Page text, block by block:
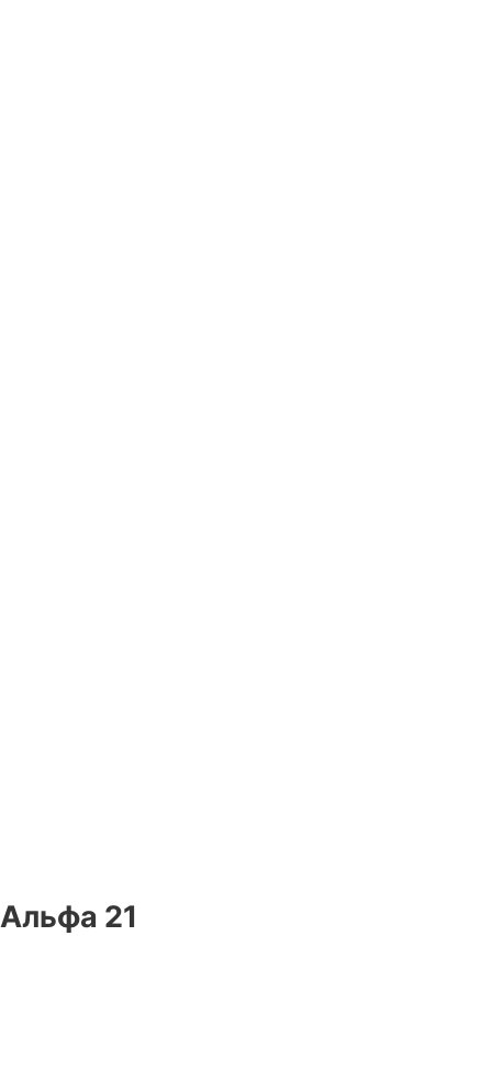
Альфа 21